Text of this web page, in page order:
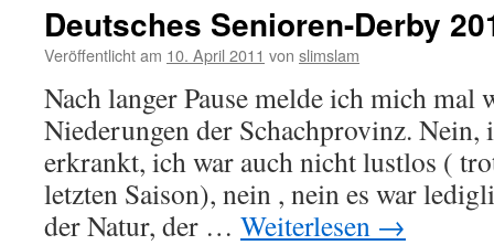
Deutsches Senioren-Derby
Veröffentlicht am 10. April 2011 von slimslam
Nach langer Pause melde ich mich mal
Niederungen der Schachprovinz.
erkrankt, ich war auch nicht lustlos (
letzten Saison), nein , nein es war
der Natur, der … Weiterlesen →